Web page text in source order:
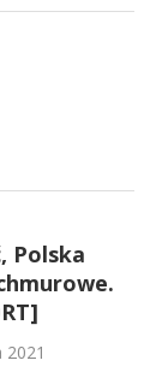
Polska
2021